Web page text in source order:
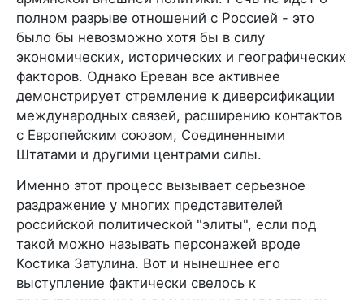
полном разрыве отношений с Россией - это
было бы невозможно хотя бы в силу
экономических, исторических и географических
факторов. Однако Ереван все активнее
демонстрирует стремление к диверсификации
международных связей, расширению контактов
с Европейским союзом, Соединенными
Штатами и другими центрами силы.
Именно этот процесс вызывает серьезное
раздражение у многих представителей
российской политической "элиты", если под
такой можно называть персонажей вроде
Костика Затулина. Вот и нынешнее его
выступление фактически свелось к